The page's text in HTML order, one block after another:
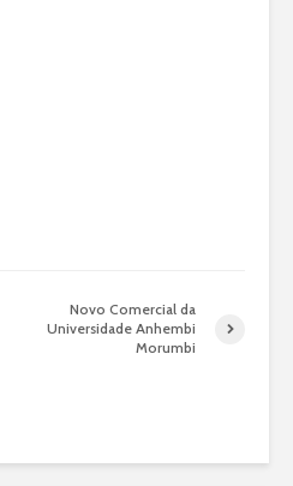
Novo Comercial da
Universidade Anhembi
Morumbi